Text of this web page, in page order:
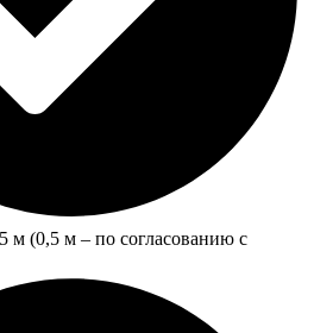
м (0,5 м ‒ по согласованию с